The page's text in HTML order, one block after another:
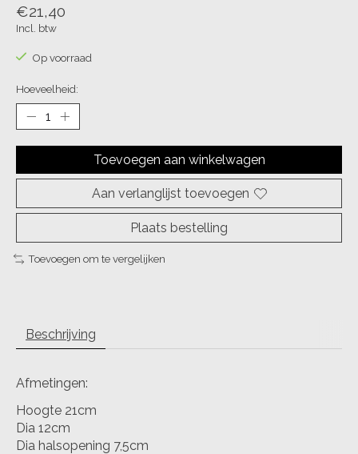
€21,40
Incl. btw
Op voorraad
Hoeveelheid:
Toevoegen aan winkelwagen
Aan verlanglijst toevoegen
Plaats bestelling
Toevoegen om te vergelijken
Beschrijving
Afmetingen:
Hoogte 21cm
Dia 12cm
Dia halsopening 7,5cm